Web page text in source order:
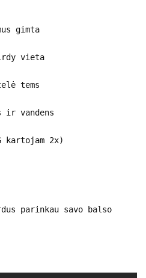
gimta
vieta
tems
ir vandens
kartojam 2x)
parinkau savo balso